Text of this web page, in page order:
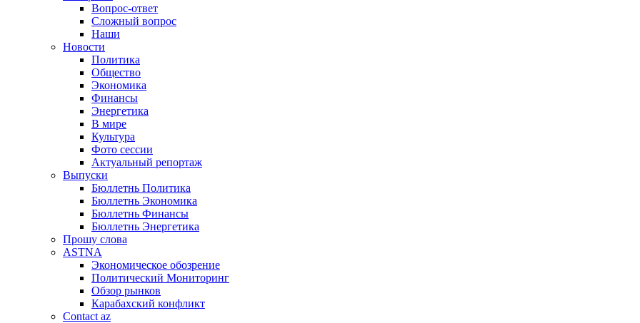
Вопрос-ответ
Сложный вопрос
Наши
Новости
Политика
Общество
Экономика
Финансы
Энергетика
В мире
Культура
Фото сессии
Актуальный репортаж
Выпуски
Бюллетнь Политика
Бюллетнь Экономика
Бюллетнь Финансы
Бюллетнь Энергетика
Прошу слова
ASTNA
Экономическое обозрение
Политический Мониторинг
Обзор рынков
Карабахский конфликт
Contact az